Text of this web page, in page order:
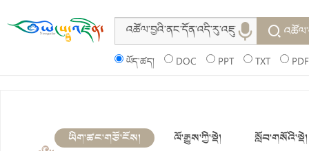
ཡོད་ཚད། DOC PPT TXT PDF
ཡིག་ཚང་གཙོ་ངོས། ལོ་རྒྱུས་ཀྱི་སྡེ། སློབ་གསོའི་སྡེ།